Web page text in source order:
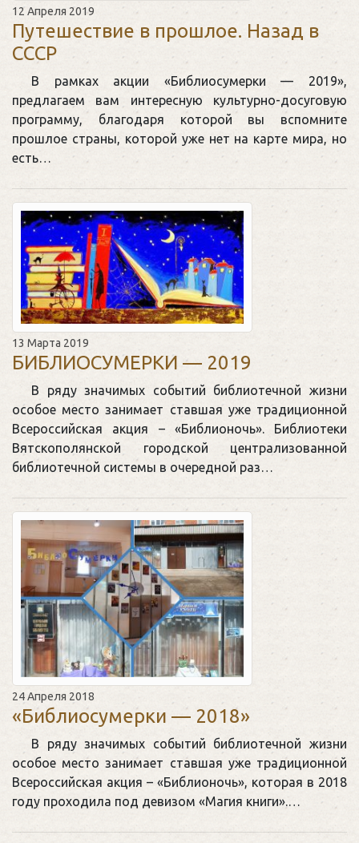
12 Апреля 2019
Путешествие в прошлое. Назад в
СССР
В рамках акции «Библиосумерки — 2019»,
предлагаем вам интересную культурно-досуговую
программу, благодаря которой вы вспомните
прошлое страны, которой уже нет на карте мира, но
есть…
13 Марта 2019
БИБЛИОСУМЕРКИ — 2019
В ряду значимых событий библиотечной жизни
особое место занимает ставшая уже традиционной
Всероссийская акция – «Библионочь». Библиотеки
Вятскополянской городской централизованной
библиотечной системы в очередной раз…
24 Апреля 2018
«Библиосумерки — 2018»
В ряду значимых событий библиотечной жизни
особое место занимает ставшая уже традиционной
Всероссийская акция – «Библионочь», которая в 2018
году проходила под девизом «Магия книги».…